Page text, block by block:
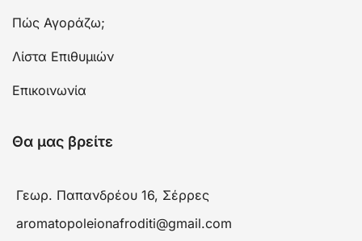
Πώς Αγοράζω;
Λίστα Επιθυμιών
Επικοινωνία
Θα μας βρείτε
Γεωρ. Παπανδρέου 16, Σέρρες
aromatopoleionafroditi@gmail.com